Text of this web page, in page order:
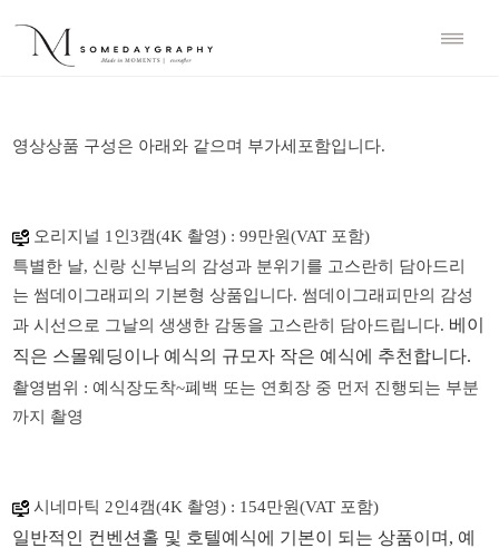
영상상품 구성은 아래와 같으며 부가세포함입니다.
오리지널 1인3캠(4K 촬영) : 99만원(VAT 포함)
특별한 날, 신랑 신부님의 감성과 분위기를 고스란히
담아드리
는 썸데이그래피의 기본형 상품입니다. 썸데이그래피만의 감성
과 시선으로 그날의 생생한 감동을 고스란히 담아드립니다. 베이
직은 스몰웨딩이나 예식의 규모자 작은 예식에 추천합니다.
촬영범위 : 예식장도착~폐백 또는 연회장 중 먼저 진행되는 부분
까지 촬영
시네마틱 2인4캠(4K 촬영) : 154만원(VAT 포함)
일반적인 컨벤션홀 및 호텔예식에 기본이 되는 상품이며, 예